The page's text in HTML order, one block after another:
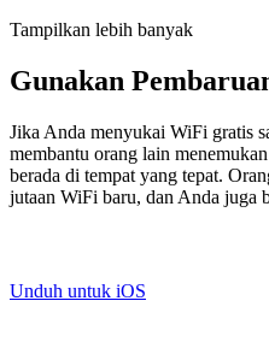
Tampilkan lebih banyak
Gunakan
Jika Anda menyukai WiFi gratis
membantu orang lain
berada di tempat yang tepat.
jutaan WiFi baru, dan Anda juga
Unduh untuk iOS